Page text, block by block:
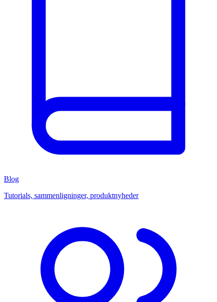
Blog
Tutorials, sammenligninger, produktnyheder